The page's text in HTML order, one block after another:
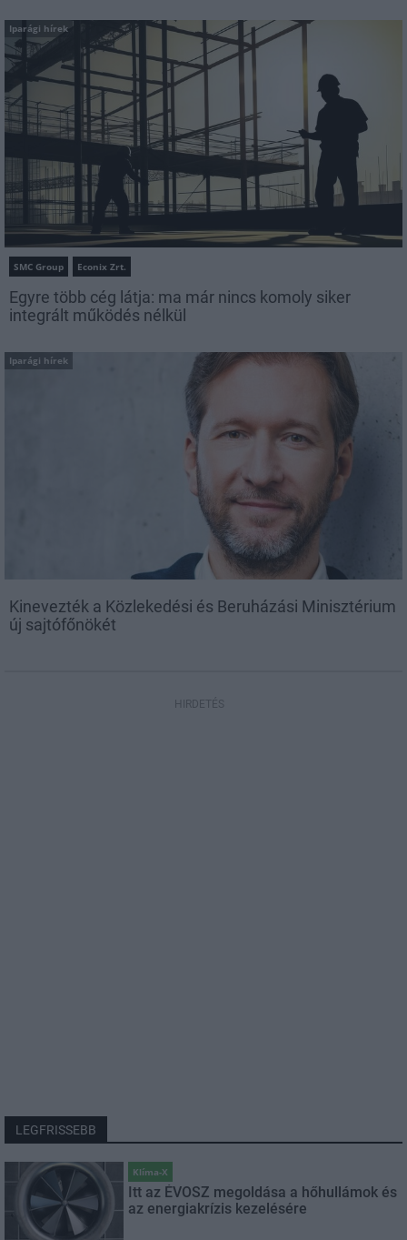
Iparági hírek
SMC Group Econix Zrt.
Egyre több cég látja: ma már nincs komoly siker
integrált működés nélkül
Iparági hírek
Kinevezték a Közlekedési és Beruházási Minisztérium
új sajtófőnökét
HIRDETÉS
LEGFRISSEBB
Klíma-X
Itt az ÉVOSZ megoldása a hőhullámok és
az energiakrízis kezelésére